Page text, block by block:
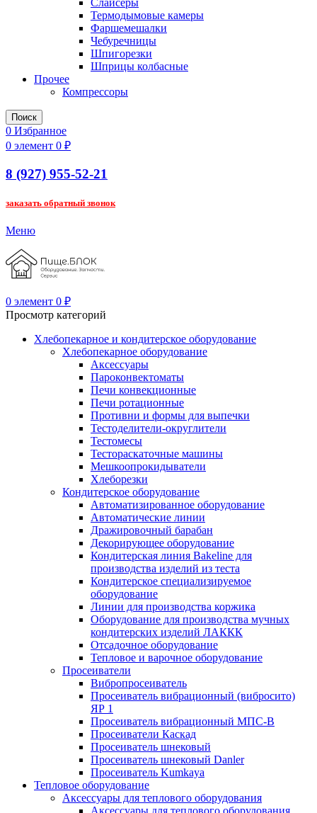
Термодымовые камеры
Фаршемешалки
Чебуречницы
Шпигорезки
Шприцы колбасные
Прочее
Компрессоры
Поиск
0 Избранное
0 элемент 0 ₽
8 (927) 955-52-21
заказать обратный звонок
Меню
0 элемент 0 ₽
Просмотр категорий
Хлебопекарное и кондитерское оборудование
Хлебопекарное оборудование
Аксессуары
Пароконвектоматы
Печи конвекционные
Печи ротационные
Противни и формы для выпечки
Тестоделители-округлители
Тестомесы
Тестораскаточные машины
Мешкоопрокидыватели
Хлеборезки
Кондитерское оборудование
Автоматизированное оборудование
Автоматические линии
Дражировочный барабан
Декорирующее оборудование
Кондитерская линия Bakeline для
производства изделий из теста
Кондитерское специализируемое
оборудование
Линии для производства коржика
Оборудование для производства мучных
кондитерских изделий ЛАККК
Отсадочное оборудование
Тепловое и варочное оборудование
Просеиватели
Вибропросеиватель
Просеиватель вибрационный (вибросито)
ЯР 1
Просеиватель вибрационный МПС-В
Просеиватели Каскад
Просеиватель шнековый
Просеиватель шнековый Danler
Просеиватель Kumkaya
Тепловое оборудование
Аксессуары для теплового оборудования
Аксессуары для теплового оборудования